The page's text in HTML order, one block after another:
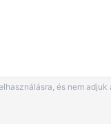
és nem adjuk